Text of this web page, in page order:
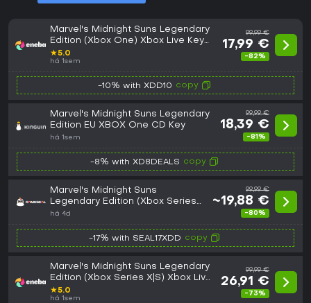
Marvel's Midnight Suns Legendary
Edition (Xbox One) Xbox Live Key
EUROPE
★5.0
há 1sem
99,99 €
17,99 €
-82%
-10% with XDD10 copy
Marvel's Midnight Suns Legendary
Edition EU XBOX One CD Key
há 1sem
99,99 €
18,39 €
-81%
-8% with XD8DEALS copy
Marvel's Midnight Suns
Legendary Edition (Xbox Series
X|S) Xbox Live Key - EU
há 4d
99,99 €
~19,88 €
-80%
-17% with SEAL17XDD copy
Marvel's Midnight Suns Legendary
Edition (Xbox Series X|S) Xbox Live
Key EUROPE
★5.0
há 1sem
99,99 €
26,91 €
-73%